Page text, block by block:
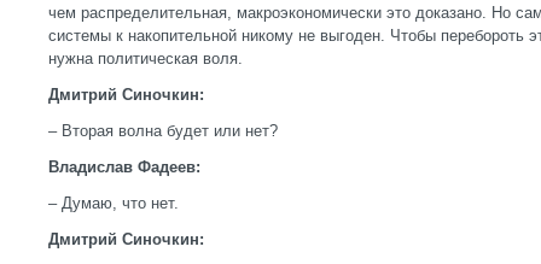
чем распределительная, макроэкономически это доказано. Но
системы к накопительной никому не выгоден. Чтобы перебороть
нужна политическая воля.
Дмитрий Синочкин:
– Вторая волна будет или нет?
Владислав Фадеев:
– Думаю, что нет.
Дмитрий Синочкин: